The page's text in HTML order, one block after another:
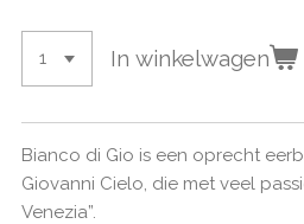
In winkelwagen
Bianco di Gio is een oprecht
Giovanni Cielo, die met veel
Venezia”.